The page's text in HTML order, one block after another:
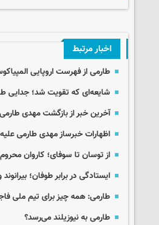
اخبار مرتبط
طارمی از فهرست اروپایی
شایعه‌ای که تقویت شد؛ جدایی
آخرین خبر از بازگشت مهدی طارمی
اظهارات خبرساز مهدی طارمی علیه
از توسان تا سوفای؛ کاروان
ایستادگی در برابر طوفان؛
طارمی: همه چیز برای تیم ملی
طارمی به نیوزیلند می‌رسد؟